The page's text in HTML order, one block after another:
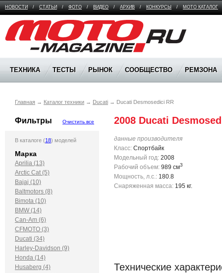
НОВОСТИ / СТАТЬИ / ФОТО / ВИДЕО / АРХИВ / КОНКУРСЫ / МОТО КАТАЛОГ
Moto Magazine
ТЕХНИКА ТЕСТЫ РЫНОК СООБЩЕСТВО РЕМЗОНА
Главная → Каталог техники → Ducati → Ducati Desmosedici RR
Фильтры Очистить все
В каталоге (18) моделей
Марка
Aprilia (13)
Arctic Cat (5)
Bajaj (10)
Baltmotors (8)
Bimota (10)
BMW (14)
Can-Am (6)
CFMOTO (3)
Ducati (34)
Harley-Davidson (9)
Honda (14)
Husaberg (4)
2008 Ducati
данные производителя
Класс: Спортбайк
Модельный год: 2008
Рабочий объем: 989 см3
Мощность, л.с.: 180.8
Снаряженная масса: 195 кг.
Технические